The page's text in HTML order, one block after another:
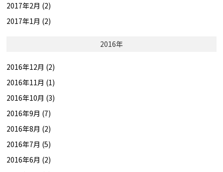
2017年2月 (2)
2017年1月 (2)
2016年
2016年12月 (2)
2016年11月 (1)
2016年10月 (3)
2016年9月 (7)
2016年8月 (2)
2016年7月 (5)
2016年6月 (2)